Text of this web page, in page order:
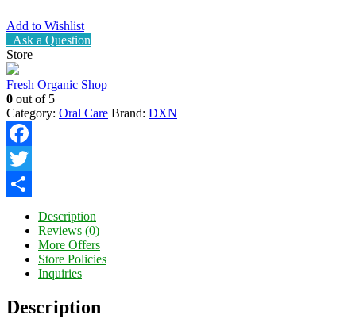
Add to Wishlist
Ask a Question
Store
Fresh Organic Shop
0 out of 5
Category: Oral Care Brand: DXN
Facebook
Twitter
Description
Reviews (0)
More Offers
Store Policies
Inquiries
Description